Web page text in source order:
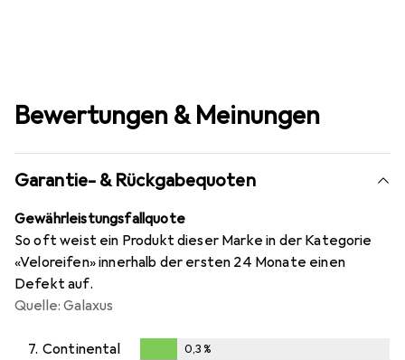
Bewertungen & Meinungen
Garantie- & Rückgabequoten
Gewährleistungsfallquote
So oft weist ein Produkt dieser Marke in der Kategorie
«Veloreifen» innerhalb der ersten 24 Monate einen
Defekt auf.
Quelle: Galaxus
7. Continental 0,3%